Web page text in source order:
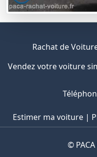
Rachat de
Vendez votre voiture
Estimer ma voiture |
©